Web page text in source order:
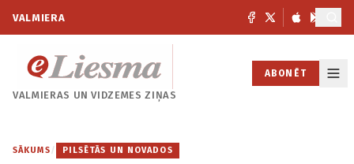
VALMIERA
VALMIERAS UNVIDZEMES ZIŅAS
ABONĒT
SĀKUMS / PILSĒTĀS UN NOVADOS